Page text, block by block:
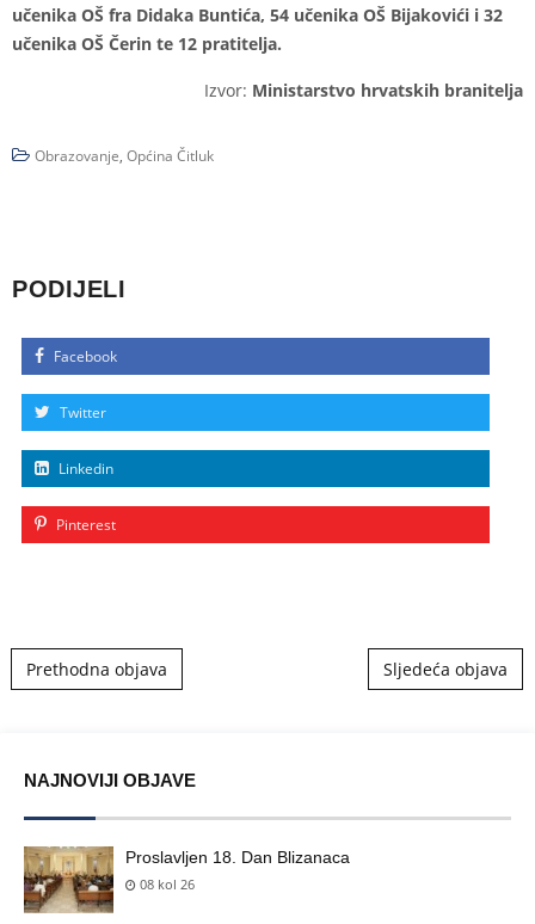
učenika OŠ fra Didaka Buntića, 54 učenika OŠ Bijakovići i 32
učenika OŠ Čerin te 12 pratitelja.
Izvor: Ministarstvo hrvatskih branitelja
Obrazovanje, Općina Čitluk
PODIJELI
Facebook
Twitter
Linkedin
Pinterest
Post navigation
Prethodna objava Sljedeća objava
NAJNOVIJI OBJAVE
Proslavljen 18. Dan Blizanaca
08 kol 26